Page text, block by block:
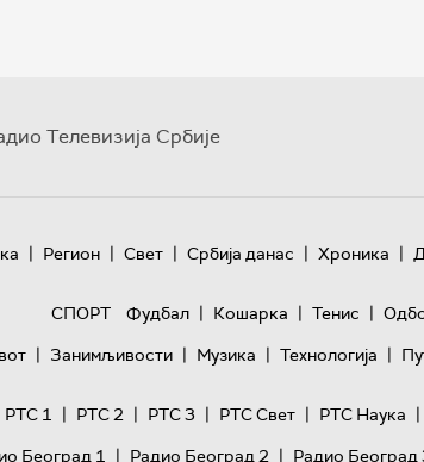
Телевизија Србије
| Регион | Свет | Србија данас | Хроника |
СПОРТ
Фудбал | Кошарка | Тенис |
| Занимљивости | Музика | Технологијa |
РТС 1 | РТС 2 | РТС 3 | РТС Свет | РТС Наука |
Београд 1 | Радио Београд 2 | Радио Београд